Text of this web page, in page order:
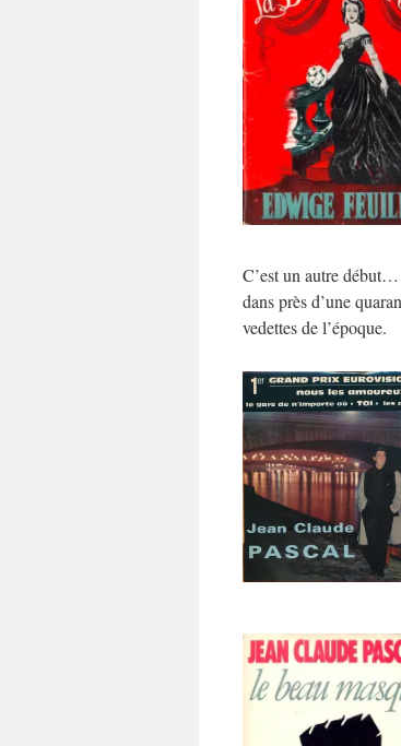
C’est un autre
dans près d’une
vedettes de l’époque.